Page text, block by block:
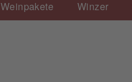
Weinpakete Winzer